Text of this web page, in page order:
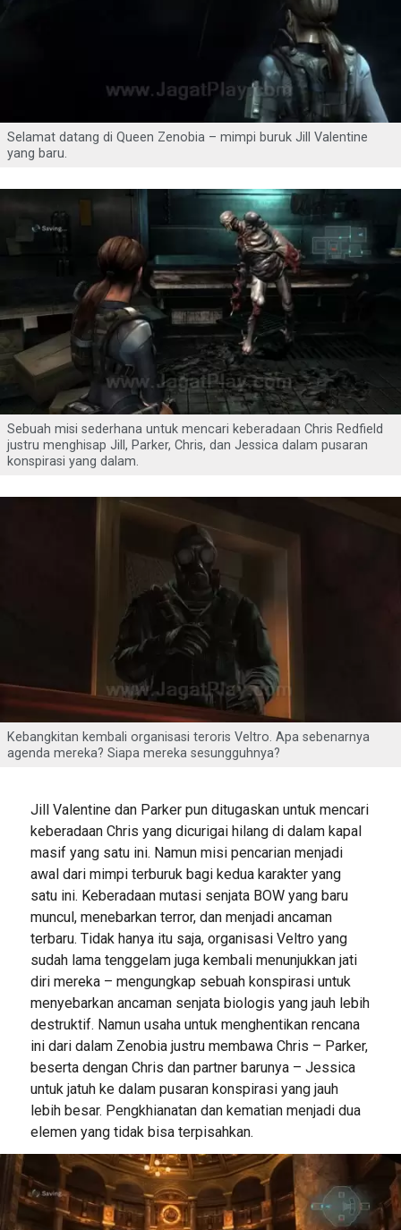
Selamat datang di Queen Zenobia – mimpi buruk Jill Valentine
yang baru.
Sebuah misi sederhana untuk mencari keberadaan Chris Redfield
justru menghisap Jill, Parker, Chris, dan Jessica dalam pusaran
konspirasi yang dalam.
Kebangkitan kembali organisasi teroris Veltro. Apa sebenarnya
agenda mereka? Siapa mereka sesungguhnya?
Jill Valentine dan Parker pun ditugaskan untuk mencari
keberadaan Chris yang dicurigai hilang di dalam kapal
masif yang satu ini. Namun misi pencarian menjadi
awal dari mimpi terburuk bagi kedua karakter yang
satu ini. Keberadaan mutasi senjata BOW yang baru
muncul, menebarkan terror, dan menjadi ancaman
terbaru. Tidak hanya itu saja, organisasi Veltro yang
sudah lama tenggelam juga kembali menunjukkan jati
diri mereka – mengungkap sebuah konspirasi untuk
menyebarkan ancaman senjata biologis yang jauh lebih
destruktif. Namun usaha untuk menghentikan rencana
ini dari dalam Zenobia justru membawa Chris – Parker,
beserta dengan Chris dan partner barunya – Jessica
untuk jatuh ke dalam pusaran konspirasi yang jauh
lebih besar. Pengkhianatan dan kematian menjadi dua
elemen yang tidak bisa terpisahkan.